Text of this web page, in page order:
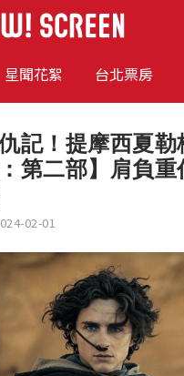
星聞花絮 台北票房
記！提摩西夏勒
：第二部】肩負
02-01